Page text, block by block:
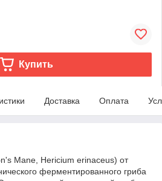
Купить
Доставка Оплата
Mane, Hericium erinaceus) от
ферментированного гриба